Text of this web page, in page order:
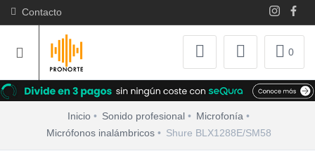
Contacto
0
Inicio Sonido profesional
Microfonía
Micrófonos inalámbricos
Shure BLX1288E/SM58